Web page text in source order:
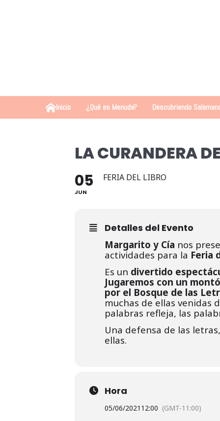
Inicio ¿Qué es Menuda? Descubriendo
LA CURANDERA
05
JUN
FERIA DEL LIBRO
Detalles del Evento
Margarito y Cía nos
actividades para la Feria
Es un divertido
Jugaremos con un
por el Bosque de las
muchas de ellas venidas
palabras refleja, las
Una defensa de las
ellas.
Hora
05/06/2021 12:00 (GMT-11:00)